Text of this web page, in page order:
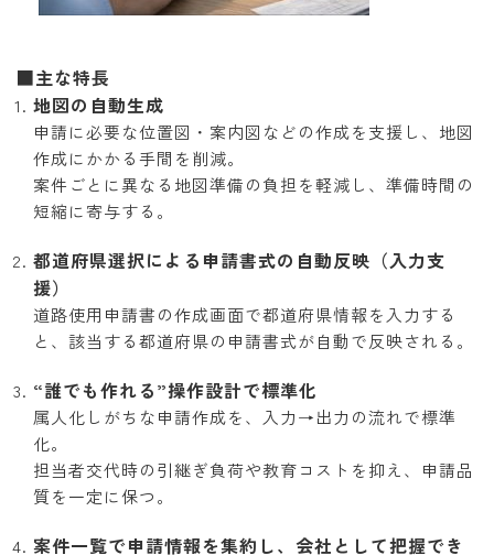
■主な特長
地図の自動生成
申請に必要な位置図・案内図などの作成を支援し、地図
作成にかかる手間を削減。
案件ごとに異なる地図準備の負担を軽減し、準備時間の
短縮に寄与する。
都道府県選択による申請書式の自動反映（入力支
援）
道路使用申請書の作成画面で都道府県情報を入力する
と、該当する都道府県の申請書式が自動で反映される。
“誰でも作れる”操作設計で標準化
属人化しがちな申請作成を、入力→出力の流れで標準
化。
担当者交代時の引継ぎ負荷や教育コストを抑え、申請品
質を一定に保つ。
案件一覧で申請情報を集約し、会社として把握でき